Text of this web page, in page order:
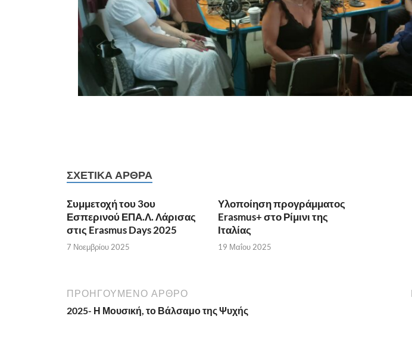
ΣΧΕΤΙΚΆ ΆΡΘΡΑ
Συμμετοχή του 3ου
Εσπερινού ΕΠΑ.Λ. Λάρισας
στις Erasmus Days 2025
7 Νοεμβρίου 2025
Υλοποίηση προγράμματος
Erasmus+ στο Ρίμινι της
Ιταλίας
19 Μαΐου 2025
ΠΡΟΗΓΟΎΜΕΝΟ ΆΡΘΡΟ
2025- Η Μουσική, το Βάλσαμο της Ψυχής